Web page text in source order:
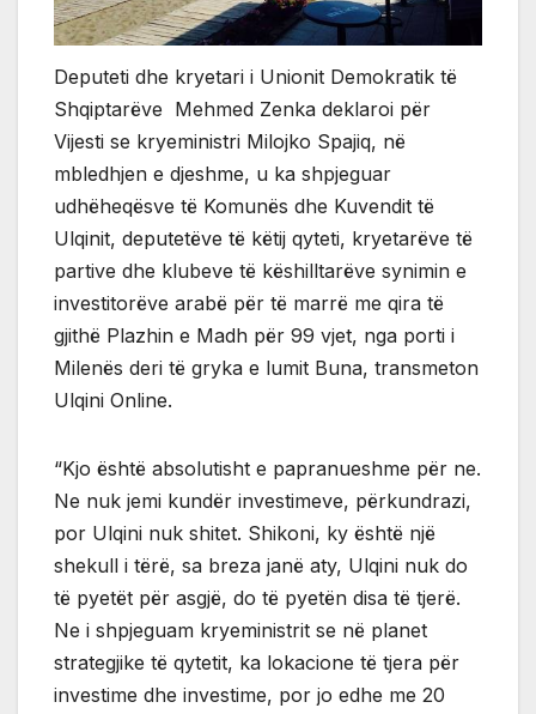
Deputeti dhe kryetari i Unionit Demokratik të
Shqiptarëve Mehmed Zenka deklaroi për
Vijesti se kryeministri Milojko Spajiq, në
mbledhjen e djeshme, u ka shpjeguar
udhëheqësve të Komunës dhe Kuvendit të
Ulqinit, deputetëve të këtij qyteti, kryetarëve të
partive dhe klubeve të këshilltarëve synimin e
investitorëve arabë për të marrë me qira të
gjithë Plazhin e Madh për 99 vjet, nga porti i
Milenës deri të gryka e lumit Buna, transmeton
Ulqini Online.
“Kjo është absolutisht e papranueshme për ne.
Ne nuk jemi kundër investimeve, përkundrazi,
por Ulqini nuk shitet. Shikoni, ky është një
shekull i tërë, sa breza janë aty, Ulqini nuk do
të pyetët për asgjë, do të pyetën disa të tjerë.
Ne i shpjeguam kryeministrit se në planet
strategjike të qytetit, ka lokacione të tjera për
investime dhe investime, por jo edhe me 20